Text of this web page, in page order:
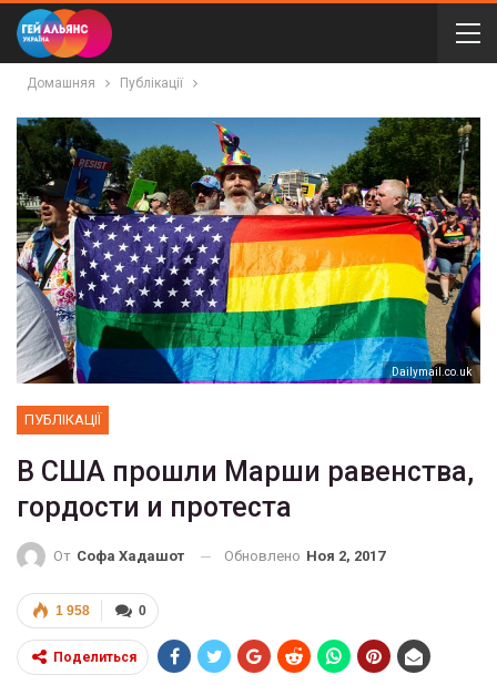
Домашняя Публікації
Dailymail.co.uk
ПУБЛІКАЦІЇ
В США прошли Марши равенства,
гордости и протеста
От Софа Хадашот Обновлено Ноя 2, 2017
0
1 958
Поделиться